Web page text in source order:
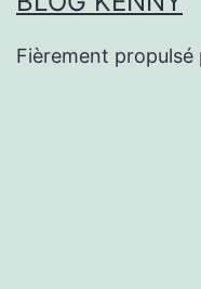
Fièrement propulsé